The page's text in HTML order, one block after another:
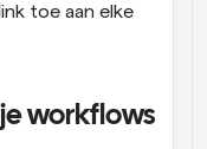
toe aan elke
workflows